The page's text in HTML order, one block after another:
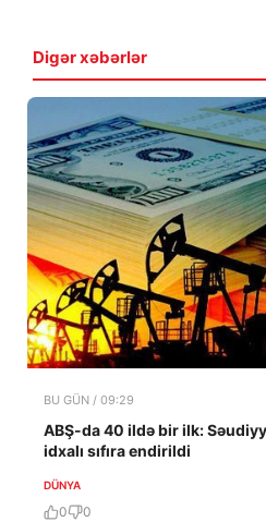
Digər xəbərlər
BU GÜN / 09:29
ABŞ-da 40 ildə bir ilk:
idxalı sıfıra endirildi
DÜNYA
0 0